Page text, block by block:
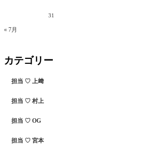
31
« 7月
カテゴリー
担当 ♡ 上﨑
担当 ♡ 村上
担当 ♡ OG
担当 ♡ 宮本